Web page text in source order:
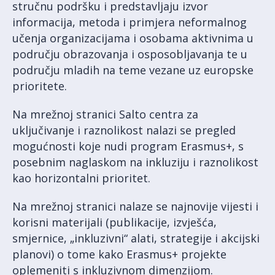
stručnu podršku i predstavljaju izvor
informacija, metoda i primjera neformalnog
učenja organizacijama i osobama aktivnima u
području obrazovanja i osposobljavanja te u
području mladih na teme vezane uz europske
prioritete.
Na mrežnoj stranici Salto centra za
uključivanje i raznolikost nalazi se pregled
mogućnosti koje nudi program Erasmus+, s
posebnim naglaskom na inkluziju i raznolikost
kao horizontalni prioritet.
Na mrežnoj stranici nalaze se najnovije vijesti i
korisni materijali (publikacije, izvješća,
smjernice, „inkluzivni“ alati, strategije i akcijski
planovi) o tome kako Erasmus+ projekte
oplemeniti s inkluzivnom dimenzijom.